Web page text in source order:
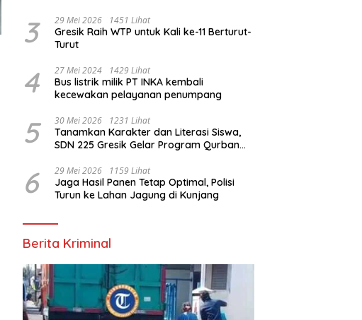
3 29 Mei 2026 1451 Lihat
Gresik Raih WTP untuk Kali ke-11 Berturut-
Turut
4 27 Mei 2024 1429 Lihat
Bus listrik milik PT INKA kembali
kecewakan pelayanan penumpang
5 30 Mei 2026 1231 Lihat
Tanamkan Karakter dan Literasi Siswa,
SDN 225 Gresik Gelar Program Qurban
6 29 Mei 2026 1159 Lihat
Jaga Hasil Panen Tetap Optimal, Polisi
Turun ke Lahan Jagung di Kunjang
Berita Kriminal